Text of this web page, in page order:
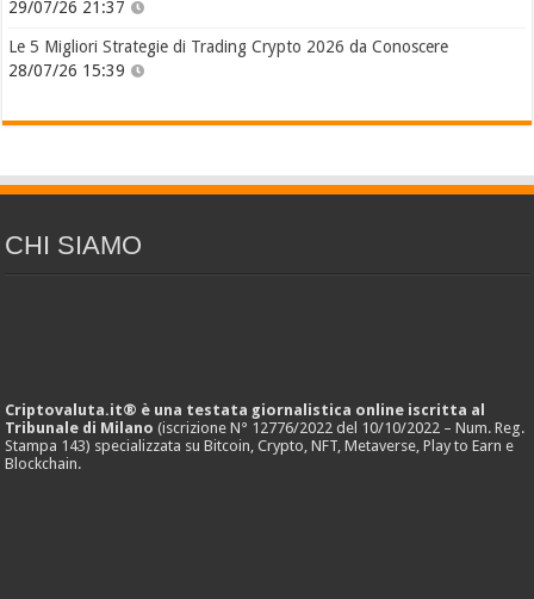
29/07/26 21:37
Le 5 Migliori Strategie di Trading Crypto 2026 da Conoscere
28/07/26 15:39
CHI SIAMO
Criptovaluta.it® è una testata giornalistica online iscritta al
Tribunale di Milano (iscrizione N° 12776/2022 del 10/10/2022 – Num. Reg.
Stampa 143) specializzata su Bitcoin, Crypto, NFT, Metaverse, Play to Earn e
Blockchain.